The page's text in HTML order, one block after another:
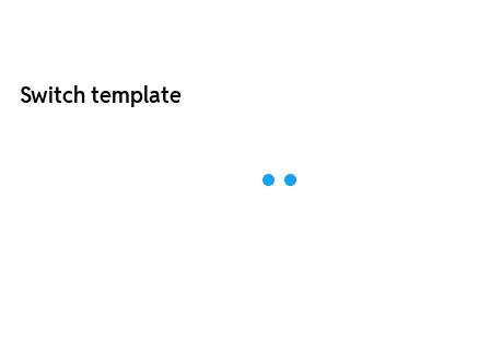
Switch template